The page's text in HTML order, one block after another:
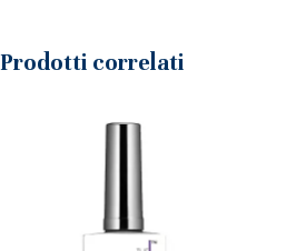
Prodotti correlati